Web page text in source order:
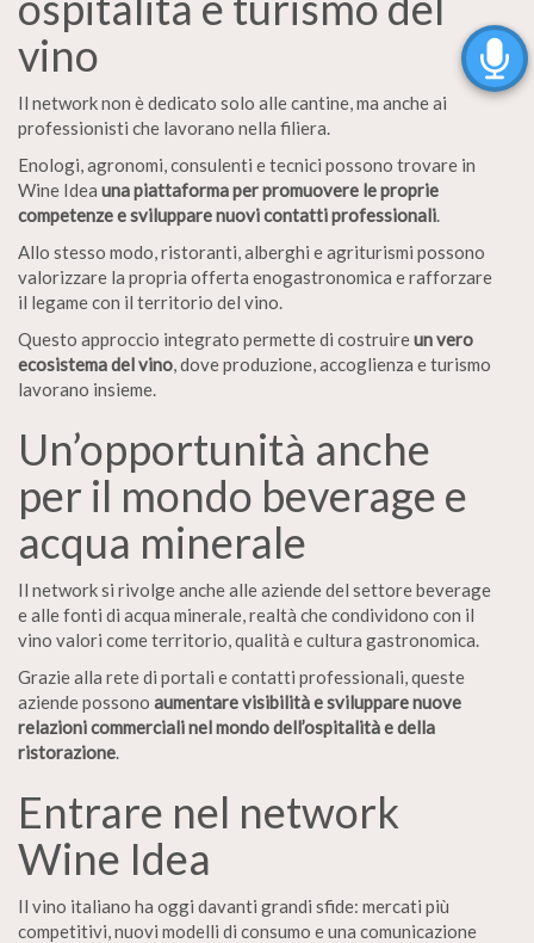
vino
Il network non è dedicato solo alle cantine, ma anche ai
professionisti che lavorano nella filiera.
Enologi, agronomi, consulenti e tecnici possono trovare in
Wine Idea una piattaforma per promuovere le proprie
competenze e sviluppare nuovi contatti professionali.
Allo stesso modo, ristoranti, alberghi e agriturismi possono
valorizzare la propria offerta enogastronomica e rafforzare
il legame con il territorio del vino.
Questo approccio integrato permette di costruireun vero
ecosistema del vino, dove produzione, accoglienza e turismo
lavorano insieme.
Un’opportunità anche
per il mondo beverage e
acqua minerale
Il network si rivolge anche alle aziende del settore beverage
e alle fonti di acqua minerale, realtà che condividono con il
vino valori come territorio, qualità e cultura gastronomica.
Grazie alla rete di portali e contatti professionali, queste
aziende possono aumentare visibilità e sviluppare nuove
relazioni commerciali nel mondo dell’ospitalità e della
ristorazione.
Entrare nel network
Wine Idea
Il vino italiano ha oggi davanti grandi sfide: mercati più
competitivi, nuovi modelli di consumo e una comunicazione